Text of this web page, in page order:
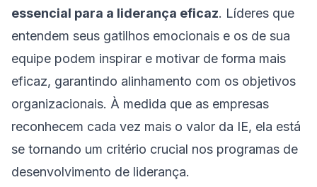
essencial para a liderança eficaz. Líderes que
entendem seus gatilhos emocionais e os de sua
equipe podem inspirar e motivar de forma mais
eficaz, garantindo alinhamento com os objetivos
organizacionais. À medida que as empresas
reconhecem cada vez mais o valor da IE, ela está
se tornando um critério crucial nos programas de
desenvolvimento de liderança.